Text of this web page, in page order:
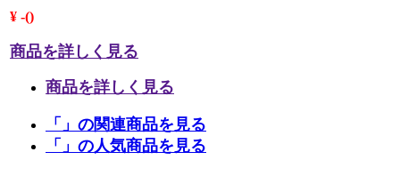
¥ -()
商品を詳しく見る
商品を詳しく見る
「」の関連商品を見る
「」の人気商品を見る